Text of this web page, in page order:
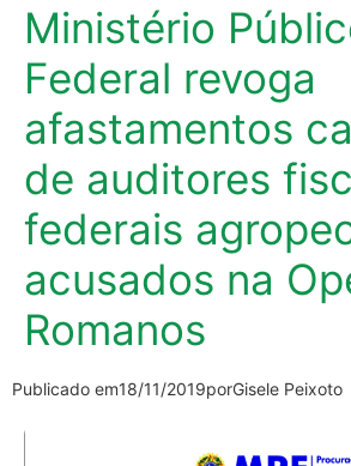
Ministério
Federal revoga
afastamentos
de auditores
federais
acusados na
Romanos
Publicado em18/11/2019porGisele Peixoto